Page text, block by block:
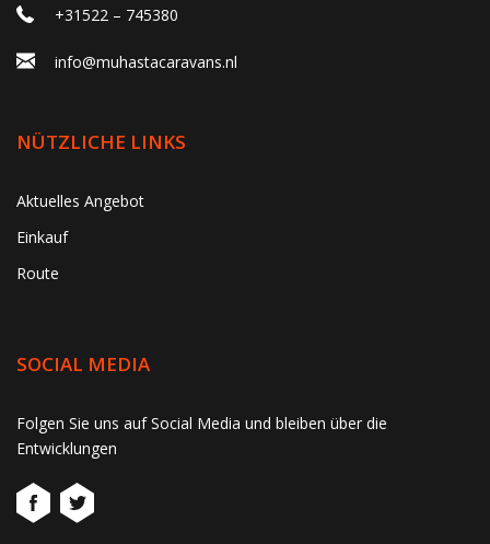
+31522 – 745380
info@muhastacaravans.nl
NÜTZLICHE LINKS
Aktuelles Angebot
Einkauf
Route
SOCIAL MEDIA
Folgen Sie uns auf Social Media und bleiben über die
Entwicklungen
gtag('consent', 'update', function() { window.dataLayer =
window.dataLayer || []; window.dataLayer.push({ 'event':